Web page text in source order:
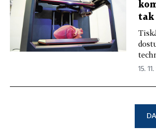
tak
15.